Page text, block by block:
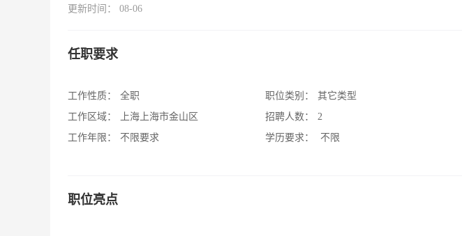
更新时间： 08-06
任职要求
工作性质：
全职
工作区域：
上海上海市金山区
工作年限：
不限要求
职位类别：
其它类型
招聘人数：
2
学历要求：
不限
职位亮点